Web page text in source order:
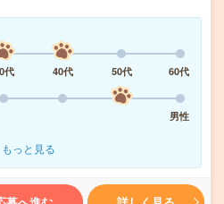
代 40代 50代
60代
男性
もっと見る